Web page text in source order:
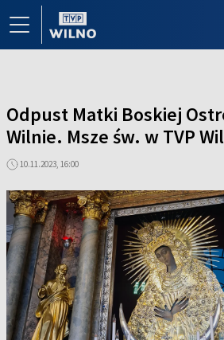
Odpust Matki Boskiej
Wilnie. Msze św. w TVP
10.11.2023, 16:00